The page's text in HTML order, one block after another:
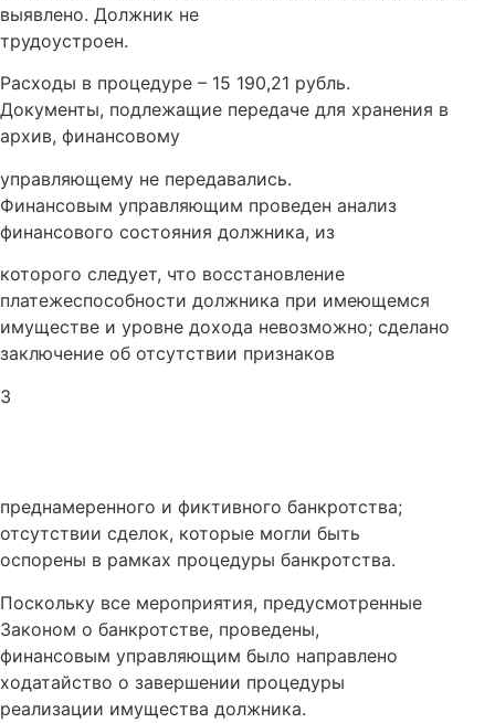
выявлено. Должник не
трудоустроен.
Расходы в процедуре – 15 190,21 рубль.
Документы, подлежащие передаче для хранения в
архив, финансовому
управляющему не передавались.
Финансовым управляющим проведен анализ
финансового состояния должника, из
которого следует, что восстановление
платежеспособности должника при имеющемся
имуществе и уровне дохода невозможно; сделано
заключение об отсутствии признаков
3
преднамеренного и фиктивного банкротства;
отсутствии сделок, которые могли быть
оспорены в рамках процедуры банкротства.
Поскольку все мероприятия, предусмотренные
Законом о банкротстве, проведены,
финансовым управляющим было направлено
ходатайство о завершении процедуры
реализации имущества должника.